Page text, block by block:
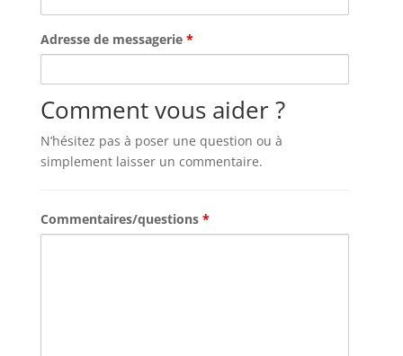
Adresse de messagerie *
Comment vous aider ?
N’hésitez pas à poser une question ou à
simplement laisser un commentaire.
Commentaires/questions *